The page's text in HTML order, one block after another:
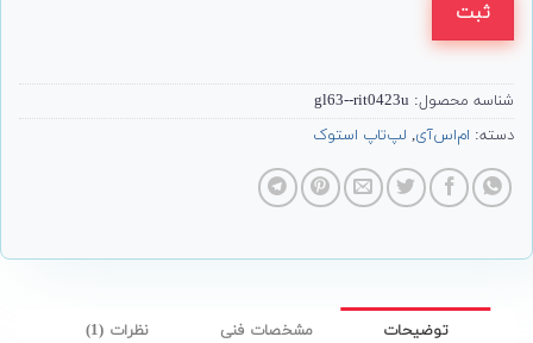
ثبت
شناسه محصول: gl63--rit0423u
دسته: ام‌اس‌آی, لپ‌تاپ استوک
توضیحات مشخصات فنی نظرات (1)